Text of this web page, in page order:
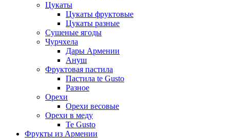
Цукаты
Цукаты фруктовые
Цукаты разные
Сушеные ягоды
Чурчхела
Дары Армении
Ануш
Фруктовая пастила
Пастила te Gusto
Разное
Орехи
Орехи весовые
Орехи в меду
Te Gusto
Фрукты из Армении